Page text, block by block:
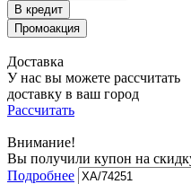
Доставка
У нас вы можете рассчитать
доставку в ваш город
Рассчитать
Внимание!
Вы получили купон на
Подробнее